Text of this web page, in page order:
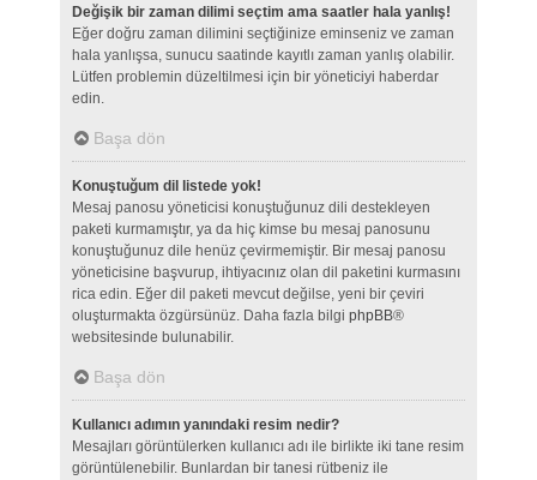
Değişik bir zaman dilimi seçtim ama saatler hala yanlış!
Eğer doğru zaman dilimini seçtiğinize eminseniz ve zaman
hala yanlışsa, sunucu saatinde kayıtlı zaman yanlış olabilir.
Lütfen problemin düzeltilmesi için bir yöneticiyi haberdar
edin.
Başa dön
Konuştuğum dil listede yok!
Mesaj panosu yöneticisi konuştuğunuz dili destekleyen
paketi kurmamıştır, ya da hiç kimse bu mesaj panosunu
konuştuğunuz dile henüz çevirmemiştir. Bir mesaj panosu
yöneticisine başvurup, ihtiyacınız olan dil paketini kurmasını
rica edin. Eğer dil paketi mevcut değilse, yeni bir çeviri
oluşturmakta özgürsünüz. Daha fazla bilgi phpBB®
websitesinde bulunabilir.
Başa dön
Kullanıcı adımın yanındaki resim nedir?
Mesajları görüntülerken kullanıcı adı ile birlikte iki tane resim
görüntülenebilir. Bunlardan bir tanesi rütbeniz ile